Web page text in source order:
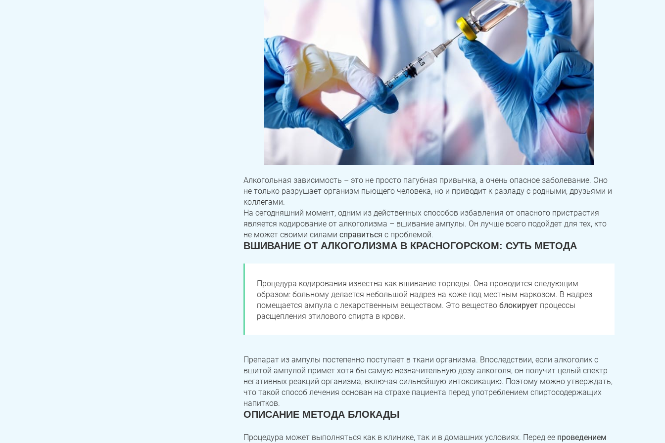
Алкогольная зависимость – это не просто пагубная привычка, а очень опасное заболевание. Оно
не только разрушает организм пьющего человека, но и приводит к разладу с родными, друзьями и
коллегами.
На сегодняшний момент, одним из действенных способов избавления от опасного пристрастия
является кодирование от алкоголизма – вшивание ампулы. Он лучше всего подойдет для тех, кто
не может своими силами справиться с проблемой.
ВШИВАНИЕ ОТ АЛКОГОЛИЗМА В КРАСНОГОРСКОМ: СУТЬ МЕТОДА
Процедура кодирования известна как вшивание торпеды. Она проводится следующим
образом: больному делается небольшой надрез на коже под местным наркозом. В надрез
помещается ампула с лекарственным веществом. Это вещество блокирует процессы
расщепления этилового спирта в крови.
Препарат из ампулы постепенно поступает в ткани организма. Впоследствии, если алкоголик с
вшитой ампулой примет хотя бы самую незначительную дозу алкоголя, он получит целый спектр
негативных реакций организма, включая сильнейшую интоксикацию. Поэтому можно утверждать,
что такой способ лечения основан на страхе пациента перед употреблением спиртосодержащих
напитков.
ОПИСАНИЕ МЕТОДА БЛОКАДЫ
Процедура может выполняться как в клинике, так и в домашних условиях. Перед ее проведением